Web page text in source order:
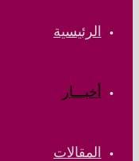
الرئيسية
أخبـــار
المقالات